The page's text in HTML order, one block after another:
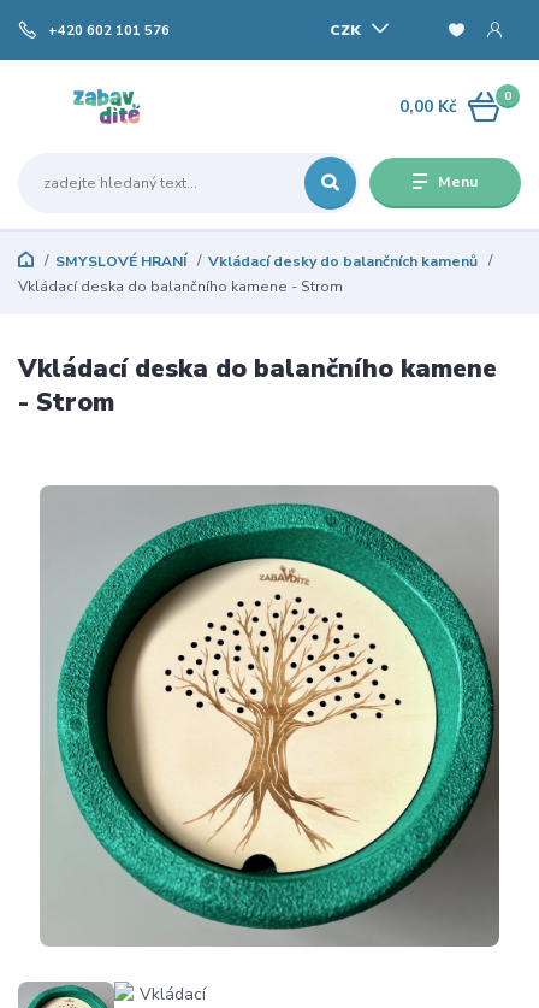
Menu
CZK
+420 602 101 576
0
0,00 Kč
SMYSLOVÉ HRANÍ
Vkládací desky do balančních kamenů
Vkládací deska do balančního kamene - Strom
Vkládací deska do balančního kamene
- Strom